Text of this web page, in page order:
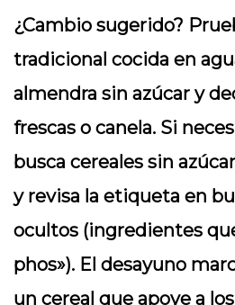
¿Cambio sugerido?
tradicional cocida en
almendra sin azúcar y
frescas o canela. Si
busca cereales sin
y revisa la etiqueta en
ocultos (ingredientes
phos»). El desayuno
un cereal que apoye a